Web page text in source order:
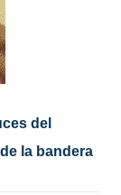
del
la bandera